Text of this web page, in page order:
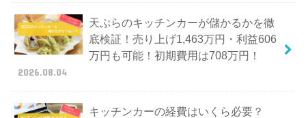
天ぷらのキッチンカーが儲かるかを徹
底検証！売り上げ1,463万円・利益606
万円も可能！初期費用は708万円！
2026.08.04
キッチンカーの経費はいくら必要？